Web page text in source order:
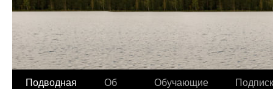
Подводная
Об
Обучающие